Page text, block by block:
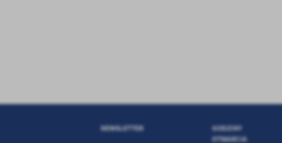
NEWSLETTER
GODZINY
OTWARCIA